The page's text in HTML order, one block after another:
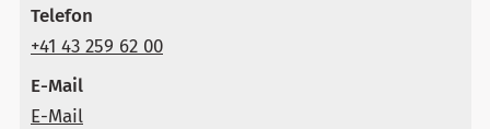
+41 43 259 62 00
E-Mail